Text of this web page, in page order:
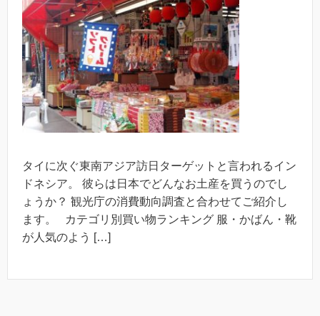
タイに次ぐ東南アジア訪日ターゲットと言われるイン
ドネシア。 彼らは日本でどんなお土産を買うのでし
ょうか？ 観光庁の消費動向調査と合わせてご紹介し
ます。 カテゴリ別買い物ランキング 服・かばん・靴
が人気のよう […]